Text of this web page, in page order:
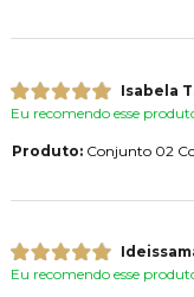
Isabela
Eu recomendo esse
Produto:Conjunto 02
Eu recomendo esse